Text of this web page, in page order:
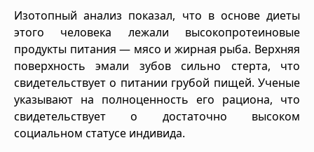
Изотопный анализ показал, что в основе диеты
этого человека лежали высокопротеиновые
продукты питания — мясо и жирная рыба. Верхняя
поверхность эмали зубов сильно стерта, что
свидетельствует о питании грубой пищей. Ученые
указывают на полноценность его рациона, что
свидетельствует о достаточно высоком
социальном статусе индивида.